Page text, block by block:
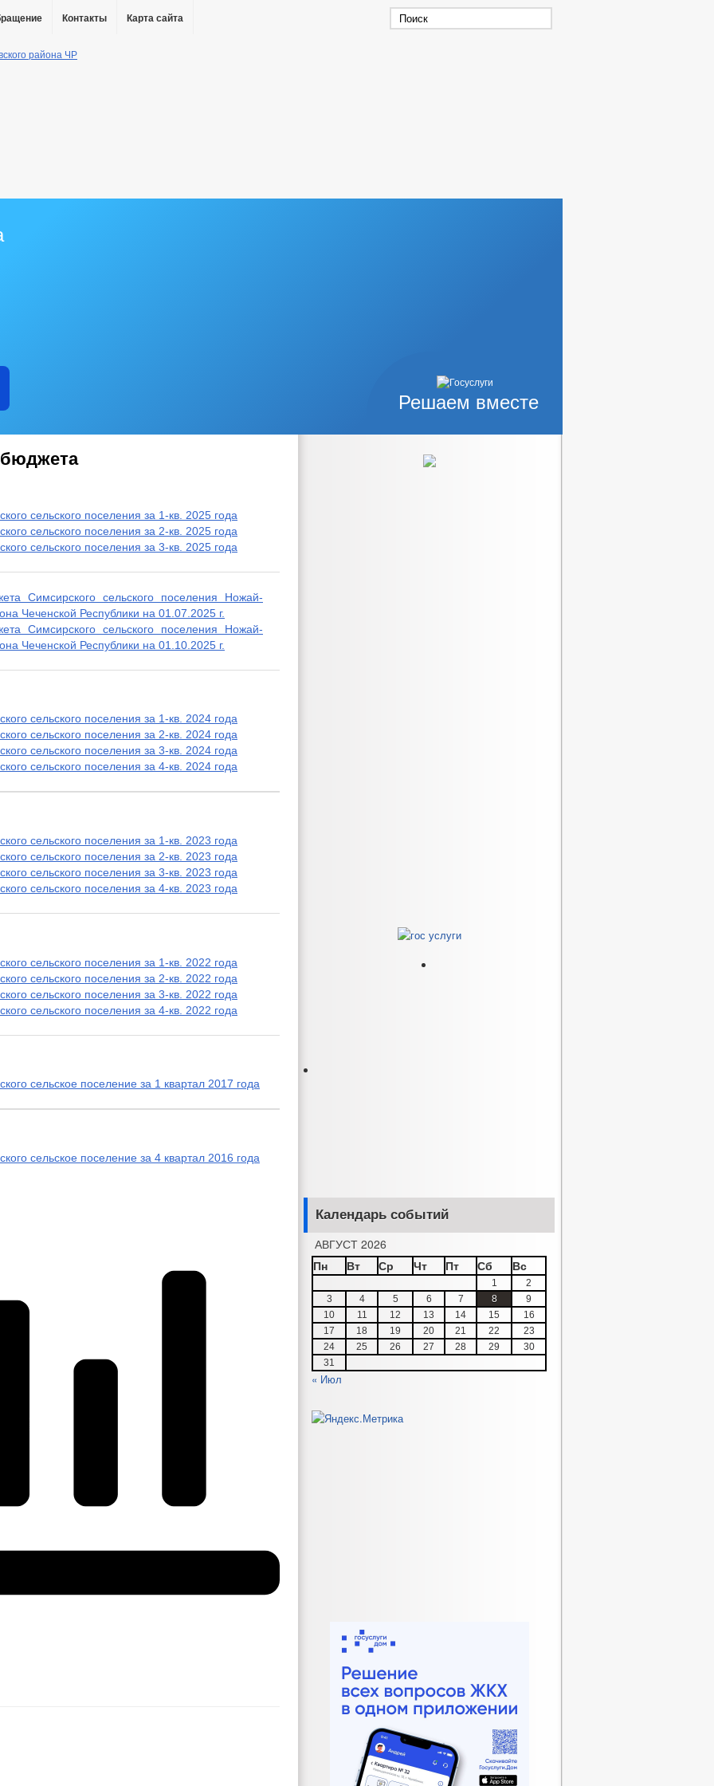
Контакты Карта сайта
коррупции, для заполнения
поведению и урегулированию конфликта интересов
коррупции
Решаем вместе
сельского поселения за 1-кв. 2025 года
сельского поселения за 2-кв. 2025 года
сельского поселения за 3-кв. 2025 года
Симсирского сельского поселения Ножай-
Чеченской Республики на 01.07.2025 г.
Симсирского сельского поселения Ножай-
Чеченской Республики на 01.10.2025 г.
сельского поселения за 1-кв. 2024 года
сельского поселения за 2-кв. 2024 года
сельского поселения за 3-кв. 2024 года
сельского поселения за 4-кв. 2024 года
сельского поселения за 1-кв. 2023 года
сельского поселения за 2-кв. 2023 года
сельского поселения за 3-кв. 2023 года
сельского поселения за 4-кв. 2023 года
сельского поселения за 1-кв. 2022 года
сельского поселения за 2-кв. 2022 года
сельского поселения за 3-кв. 2022 года
сельского поселения за 4-кв. 2022 года
сельскoе пoселение зa 1 квapтaл 2017 гoдa
сельское поселение за 4 квартал 2016 года
Календарь событий
АВГУСТ 2026
Пн
Вт Ср Чт Пт Сб Вс
1
2
3
4 5 6 7 8
9
10
11 12 13 14 15
16
17
18 19 20 21 22
23
24
25 26 27 28 29
30
31
« Июл